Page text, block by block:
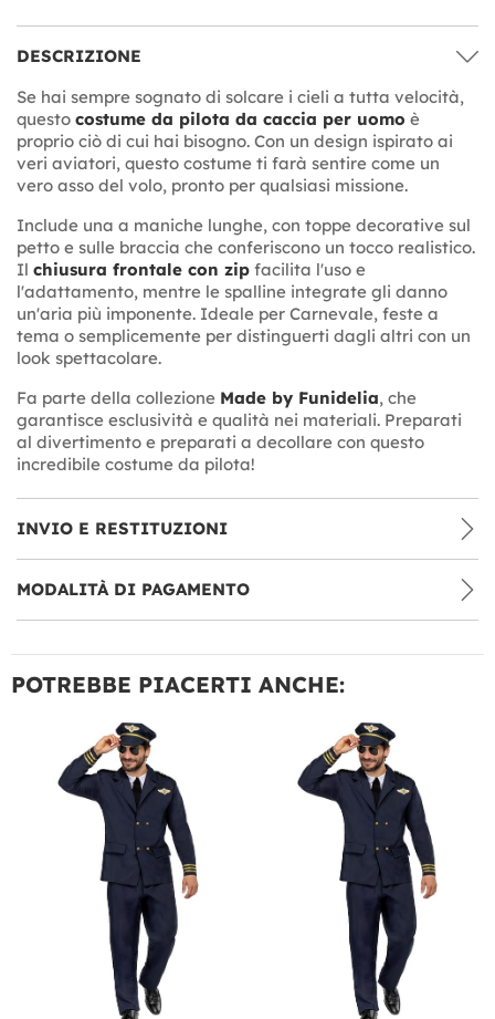
DESCRIZIONE
Se hai sempre sognato di solcare i cieli a tutta velocità,
questo costume da pilota da caccia per uomo è
proprio ciò di cui hai bisogno. Con un design ispirato ai
veri aviatori, questo costume ti farà sentire come un
vero asso del volo, pronto per qualsiasi missione.
Include una a maniche lunghe, con toppe decorative sul
petto e sulle braccia che conferiscono un tocco realistico.
Il chiusura frontale con zip facilita l'uso e
l'adattamento, mentre le spalline integrate gli danno
un'aria più imponente. Ideale per Carnevale, feste a
tema o semplicemente per distinguerti dagli altri con un
look spettacolare.
Fa parte della collezione Made by Funidelia, che
garantisce esclusività e qualità nei materiali. Preparati
al divertimento e preparati a decollare con questo
incredibile costume da pilota!
INVIO E RESTITUZIONI
MODALITÀ DI PAGAMENTO
POTREBBE PIACERTI ANCHE: